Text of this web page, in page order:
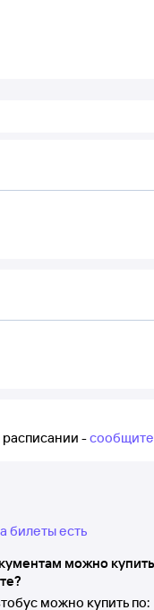
-
билеты есть
можно купить
можно купить по: